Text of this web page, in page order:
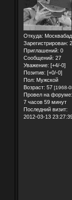
Откуда: Москвабад
Зарегистрирован:
Приглашений: 0
Сообщений: 27
Уважение: [+4/-0]
Позитив: [+0/-0]
Пол: Мужской
Возраст: 57 [1968-
Провел на форуме:
7 часов 59 минут
Последний визит:
2012-03-13